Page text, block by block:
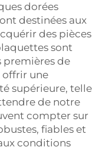
dorées
destinées aux
des pièces
sont
premières de
offrir une
supérieure, telle
de notre
compter sur
fiables et
conditions